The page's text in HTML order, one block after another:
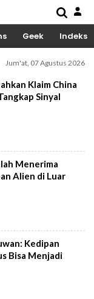
Geek Indeks
Jum'at, 07 Agustus 2026
Klaim China
Sinyal
Menerima
Alien di Luar
Kedipan
Bisa Menjadi